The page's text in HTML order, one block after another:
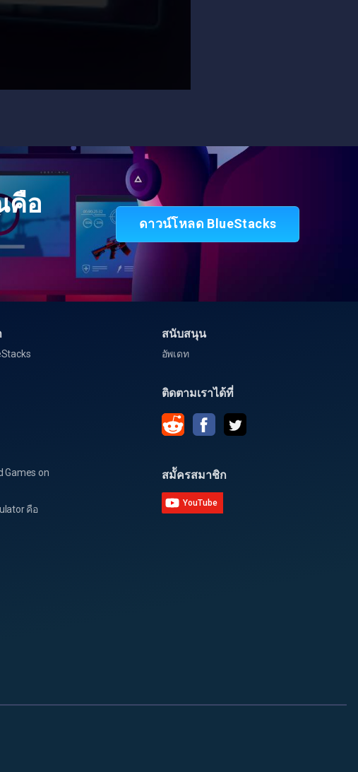
คือ
ดาวน์โหลด BlueStacks
Games on
คือ
สนับสนุน
อัพเดท
ติดตามเราได้ที่
สมััครสมาชิก
YouTube